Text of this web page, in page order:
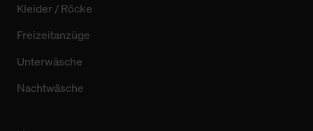
Kleider / Röcke
Freizeitanzüge
Unterwäsche
Nachtwäsche